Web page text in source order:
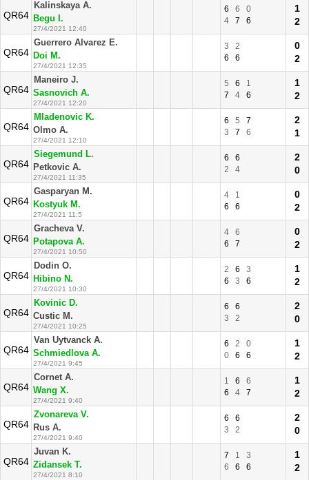
QR64
Kalinskaya A.
Begu I.
27/4/2021 12:40
6 6
0
4
7 6
1
2
QR64
Guerrero Alvarez E.
Doi M.
27/4/2021 12:35
3
2
6
6
0
2
QR64
Maneiro J.
Sasnovich A.
27/4/2021 12:20
5 6
1
7
4 6
1
2
QR64
Mladenovic K.
Olmo A.
27/4/2021 12:10
6 5
7
3
7 6
2
1
QR64
Siegemund L.
Petkovic A.
27/4/2021 11:35
6
6
2
4
2
0
QR64
Gasparyan M.
Kostyuk M.
27/4/2021 11:5
4
1
6
6
0
2
QR64
Gracheva V.
Potapova A.
27/4/2021 10:50
4
6
6
7
0
2
QR64
Dodin O.
Hibino N.
27/4/2021 10:30
2 6
3
6
3 6
1
2
QR64
Kovinic D.
Custic M.
27/4/2021 10:25
6
6
3
2
2
0
QR64
Van Uytvanck A.
Schmiedlova A.
27/4/2021 9:45
6 2
0
0
6 6
1
2
QR64
Cornet A.
Wang X.
27/4/2021 9:40
1 6
6
6
4 7
1
2
QR64
Zvonareva V.
Rus A.
27/4/2021 9:40
6
6
3
2
2
0
QR64
Juvan K.
Zidansek T.
27/4/2021 8:10
7 1
3
6
6 6
1
2